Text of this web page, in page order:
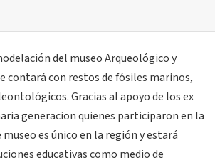
del museo Arqueológico y
contará con restos de fósiles marinos,
Gracias al apoyo de los ex
generacion quienes participaron en la
es único en la región y estará
educativas como medio de